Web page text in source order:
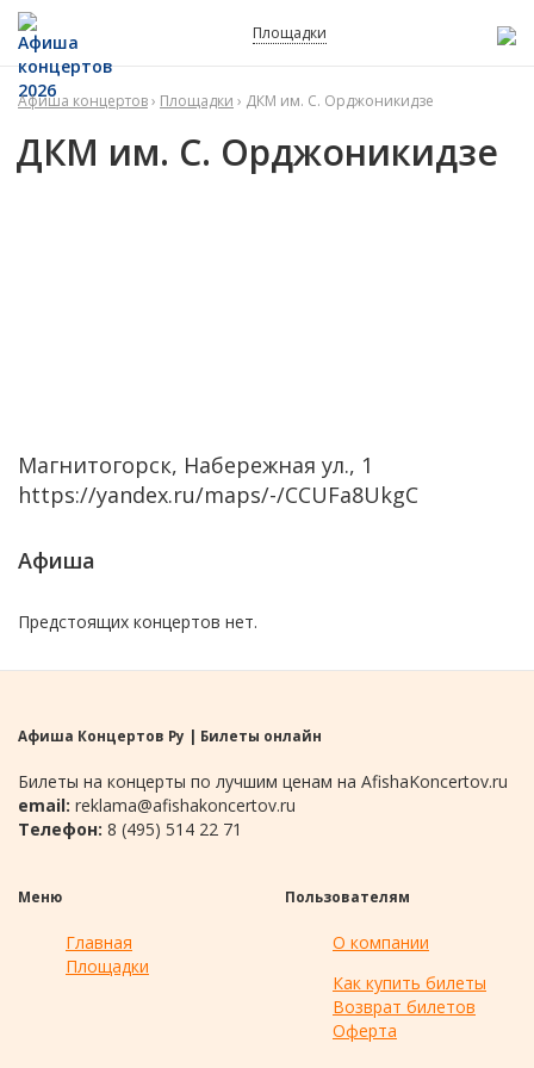
Площадки
Афиша концертов› Площадки › ДКМ им. С. Орджоникидзе
ДКМ им. С. Орджоникидзе
Магнитогорск, Набережная ул., 1
https://yandex.ru/maps/-/CCUFa8UkgC
Афиша
Предстоящих концертов нет.
Афиша Концертов Ру | Билеты онлайн
Билеты на концерты по лучшим ценам на AfishaKoncertov.ru
email: reklama@afishakoncertov.ru
Телефон: 8 (495) 514 22 71
Меню
Главная
Площадки
Пользователям
О компании
Как купить билеты
Возврат билетов
Оферта